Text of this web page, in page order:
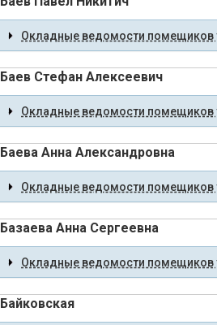
Окладные ведомости помещиков
Баев Стефан Алексеевич
Окладные ведомости помещиков
Баева Анна Александровна
Окладные ведомости помещиков
Базаева Анна Сергеевна
Окладные ведомости помещиков
Байковская